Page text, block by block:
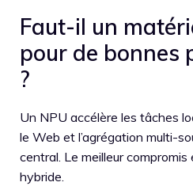
Faut-il un
pour de bonnes
?
Un NPU accélère les tâches
le Web et l’agrégation multi-
central. Le meilleur
hybride.